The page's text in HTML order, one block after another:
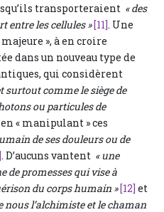
transporteraient « des
entre les cellules »[11]. Une
», à en croire
dans un nouveau type de
qui considèrent
surtout comme le siège de
ou particules de
« manipulant » ces
de ses douleurs ou de
. D’aucuns vantent « une
de promesses qui vise à
du corps humain »[12] et
nous l’alchimiste et le chaman